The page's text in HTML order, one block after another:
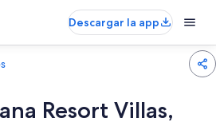
Descargar la app
Resort Villas,